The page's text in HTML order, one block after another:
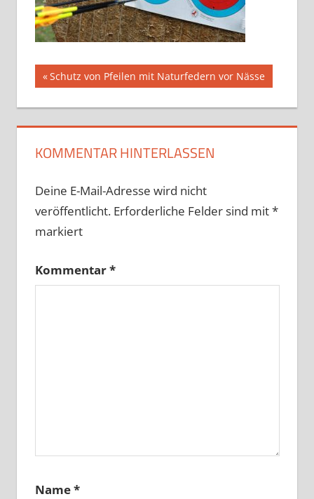
Beitragsnavigation
Vorheriger
Beitrag:
Schutz von Pfeilen mit Naturfedern vor Nässe
KOMMENTAR HINTERLASSEN
Deine E-Mail-Adresse wird nicht
veröffentlicht. Erforderliche Felder sind mit*
markiert
Kommentar*
Name*